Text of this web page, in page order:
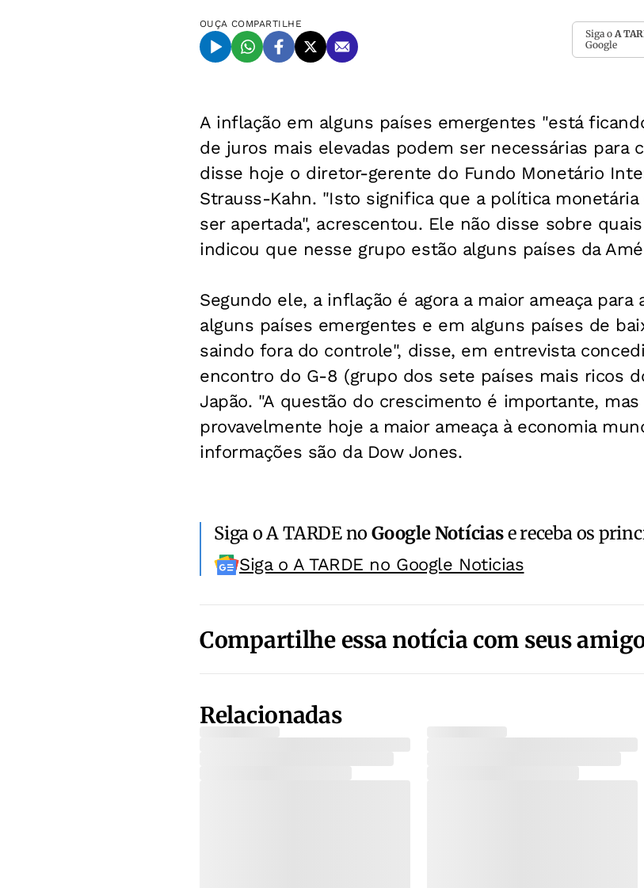
OUÇA COMPARTILHE
Siga o A
Google
A inflação em alguns países emergentes "está
de juros mais elevadas podem ser necessárias para
disse hoje o diretor-gerente do Fundo Monetário
Strauss-Kahn. "Isto significa que a política
ser apertada", acrescentou. Ele não disse sobre
indicou que nesse grupo estão alguns países da
Segundo ele, a inflação é agora a maior ameaça para
alguns países emergentes e em alguns países de
saindo fora do controle", disse, em entrevista
encontro do G-8 (grupo dos sete países mais ricos
Japão. "A questão do crescimento é importante,
provavelmente hoje a maior ameaça à economia
informações são da Dow Jones.
Siga o A TARDE noGoogle Notíciase receba os
Siga o A TARDE no Google Noticias
Compartilhe essa notícia com seus
Relacionadas